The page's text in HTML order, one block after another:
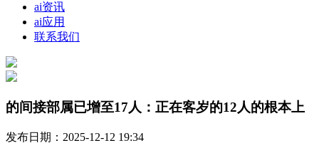
ai资讯
ai应用
联系我们
的间接部属已增至17人：正在客岁的12人的根本上
发布日期：2025-12-12 19:34